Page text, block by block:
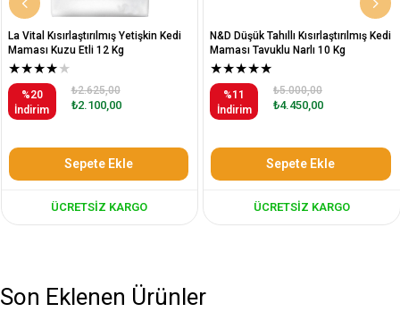
La Vital Kısırlaştırılmış Yetişkin Kedi
Maması Kuzu Etli 12 Kg
★★★★★
%20
İndirim
₺2.100,00
₺2.625,00
Sepete Ekle
ÜCRETSIZ KARGO
N&D Düşük Tahıllı Kısırlaştırılmış Kedi
Maması Tavuklu Narlı 10 Kg
★★★★★
%11
İndirim
₺4.450,00
₺5.000,00
Sepete Ekle
ÜCRETSIZ KARGO
Son Eklenen Ürünler